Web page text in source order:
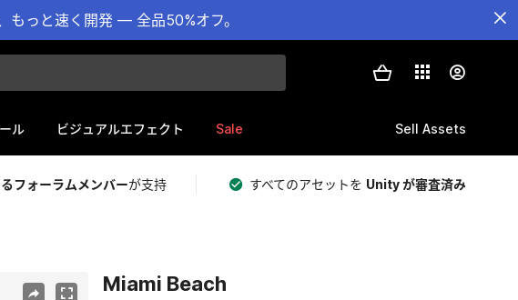
もっと速く開発 — 全品50%オフ。
ル ビジュアルエフェクト Sale Sell Assets
フォーラムメンバーが支持 すべてのアセットを Unity が審査済み
Miami Beach